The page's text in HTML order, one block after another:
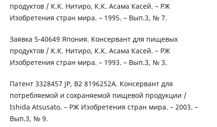
продуктов / К.К. Нитиро, К.К. Асама Касей. – РЖ
Изобретения стран мира. – 1995. – Вып.3, № 7.
Заявка 5-40649 Япония. Консервант для пищевых
продуктов / К.К. Нитиро, К.К. Асама Касей. – РЖ
Изобретения стран мира. – 1993. – Вып.3, № 3.
Патент 3328457 JP, В2 8196252А. Консервант для
потребляемой и сохраняемой пищевой продукции /
Ishida Atsusato. – РЖ Изобретения стран мира. – 2003. –
Вып.3, № 9.